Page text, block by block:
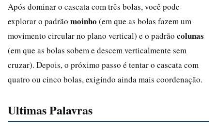
Após dominar o cascata com três bolas, você pode
explorar o padrão moinho (em que as bolas fazem um
movimento circular no plano vertical) e o padrão colunas
(em que as bolas sobem e descem verticalmente sem
cruzar). Depois, o próximo passo é tentar o cascata com
quatro ou cinco bolas, exigindo ainda mais coordenação.
Ultimas Palavras